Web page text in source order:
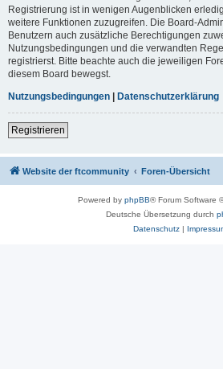
Registrierung ist in wenigen Augenblicken
weitere Funktionen zuzugreifen. Die Board-
Benutzern auch zusätzliche Berechtigungen
Nutzungsbedingungen und die verwandten
registrierst. Bitte beachte auch die jeweiligen
diesem Board bewegst.
Nutzungsbedingungen | Datenschutzerklärung
Registrieren
Website der ftcommunity Foren-Übersicht
Powered by phpBB® Forum Software
Deutsche Übersetzung durch
Datenschutz|